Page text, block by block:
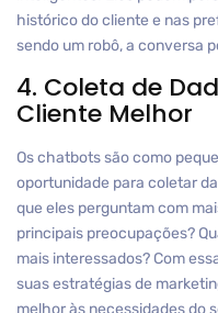
histórico do cliente e nas
sendo um robô, a conversa
4. Coleta de
Cliente Melhor
Os chatbots são como
oportunidade para coletar
que eles perguntam com
principais preocupações?
mais interessados? Com
suas estratégias de